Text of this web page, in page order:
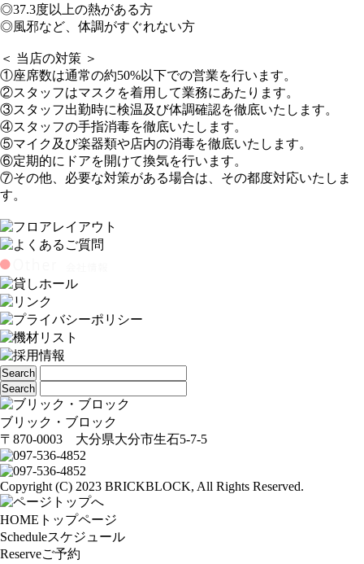
◎37.3度以上の熱がある方
◎風邪など、体調がすぐれない方
＜ 当店の対策 ＞
①座席数は通常の約50%以下での営業を行います。
②スタッフはマスクを着用して業務にあたります。
③スタッフ出勤時に検温及び体調確認を徹底いたします。
④スタッフの手指消毒を徹底いたします。
⑤マイク及び楽器類や店内の消毒を徹底いたします。
⑥定期的にドアを開けて換気を行います。
⑦その他、必要な対策がある場合は、その都度対応いたしま
す。
ブリック・ブロック
〒870-0003 大分県大分市生石5-7-5
Copyright (C) 2023 BRICKBLOCK, All Rights Reserved.
HOME トップページ
Scheduleスケジュール
Reserveご予約